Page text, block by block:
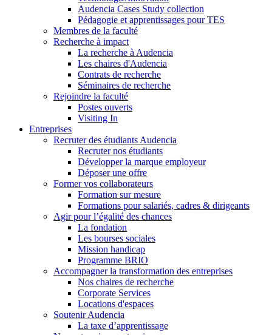
Audencia Cases Study collection
Pédagogie et apprentissages pour TES
Membres de la faculté
Recherche à impact
La recherche à Audencia
Les chaires d'Audencia
Contrats de recherche
Séminaires de recherche
Rejoindre la faculté
Postes ouverts
Visiting In
Entreprises
Recruter des étudiants Audencia
Recruter nos étudiants
Développer la marque employeur
Déposer une offre
Former vos collaborateurs
Formation sur mesure
Formations pour salariés, cadres & dirigeants
Agir pour l’égalité des chances
La fondation
Les bourses sociales
Mission handicap
Programme BRIO
Accompagner la transformation des entreprises
Nos chaires de recherche
Corporate Services
Locations d'espaces
Soutenir Audencia
La taxe d’apprentissage